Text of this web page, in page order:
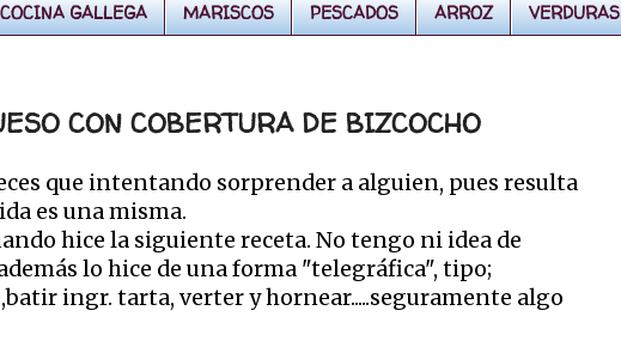
COCINA GALLEGA MARISCOS PESCADOS ARROZ VERDURAS
CON COBERTURA DE BIZCOCHO
que intentando sorprender a alguien, pues resulta
es una misma.
hice la siguiente receta. No tengo ni idea de
lo hice de una forma "telegráfica", tipo;
ingr. tarta, verter y hornear.....seguramente algo